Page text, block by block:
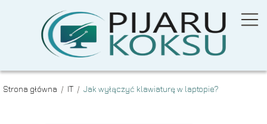
Strona główna / IT / Jak wyłączyć klawiaturę w laptopie?